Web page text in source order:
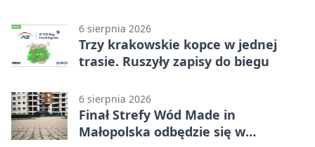
6 sierpnia 2026
Trzy krakowskie kopce w jednej
trasie. Ruszyły zapisy do biegu
6 sierpnia 2026
Finał Strefy Wód Made in
Małopolska odbędzie się w